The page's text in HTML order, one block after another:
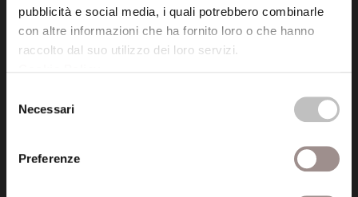
pubblicità e social media, i quali potrebbero combinarle
con altre informazioni che ha fornito loro o che hanno
raccolto dal suo utilizzo dei loro servizi.
delNecessari
Preferenze